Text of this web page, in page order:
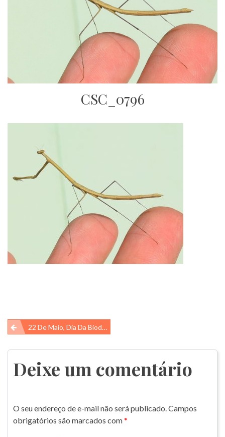
CSC_0796
Navegação
de
Post
22 De Maio, Dia Da Biodiversidade
Deixe um comentário
O seu endereço de e-mail não será publicado.Campos
obrigatórios são marcados com*